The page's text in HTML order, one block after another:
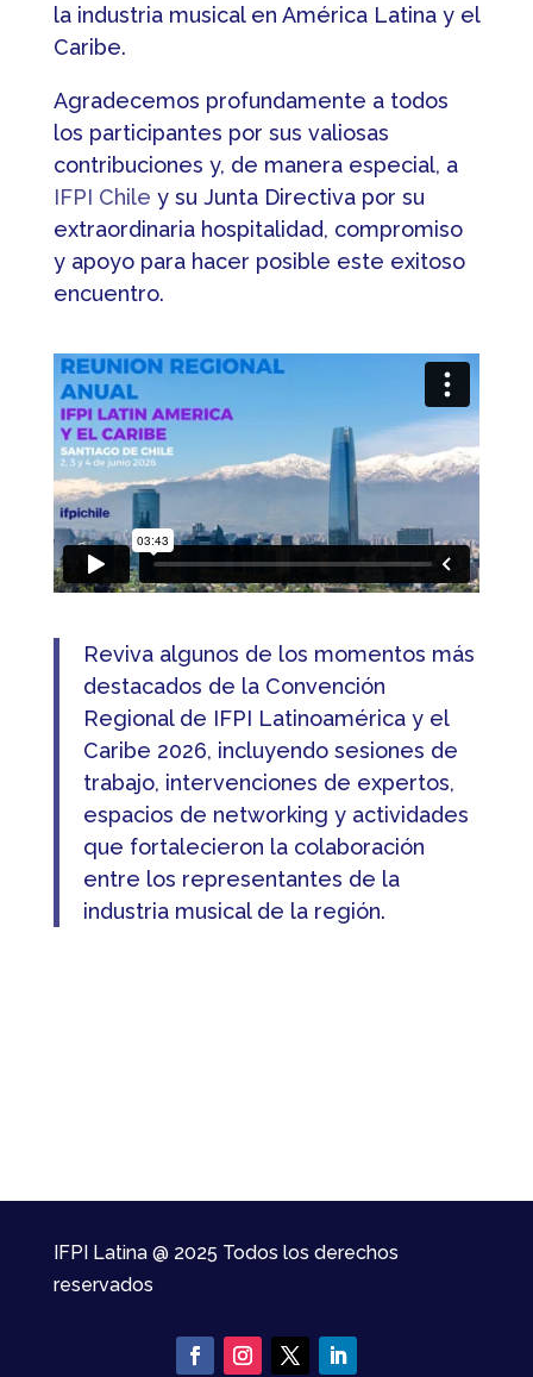
la industria musical en América Latina y el
Caribe.
Agradecemos profundamente a todos
los participantes por sus valiosas
contribuciones y, de manera especial, a
IFPI Chile y su Junta Directiva por su
extraordinaria hospitalidad, compromiso
y apoyo para hacer posible este exitoso
encuentro.
Reviva algunos de los momentos más
destacados de la Convención
Regional de IFPI Latinoamérica y el
Caribe 2026, incluyendo sesiones de
trabajo, intervenciones de expertos,
espacios de networking y actividades
que fortalecieron la colaboración
entre los representantes de la
industria musical de la región.
IFPI Latina @ 2025 Todos los derechos
reservados